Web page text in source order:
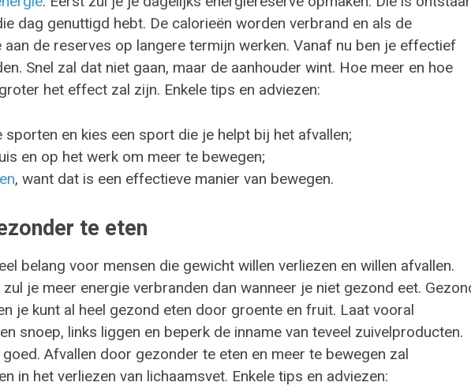
dag genuttigd hebt. De calorieën worden verbrand en als de
de reserves op langere termijn werken. Vanaf nu ben je effectief
Snel zal dat niet gaan, maar de aanhouder wint. Hoe meer en hoe
het effect zal zijn. Enkele tips en adviezen:
sporten en kies een sport die je helpt bij het afvallen;
en op het werk om meer te bewegen;
, want dat is een effectieve manier van bewegen.
te eten
belang voor mensen die gewicht willen verliezen en willen afvallen.
je meer energie verbranden dan wanneer je niet gezond eet.
je kunt al heel gezond eten door groente en fruit. Laat vooral
snoep, links liggen en beperk de inname van teveel zuivelproducten.
Afvallen door gezonder te eten en meer te bewegen zal
in het verliezen van lichaamsvet. Enkele tips en adviezen: